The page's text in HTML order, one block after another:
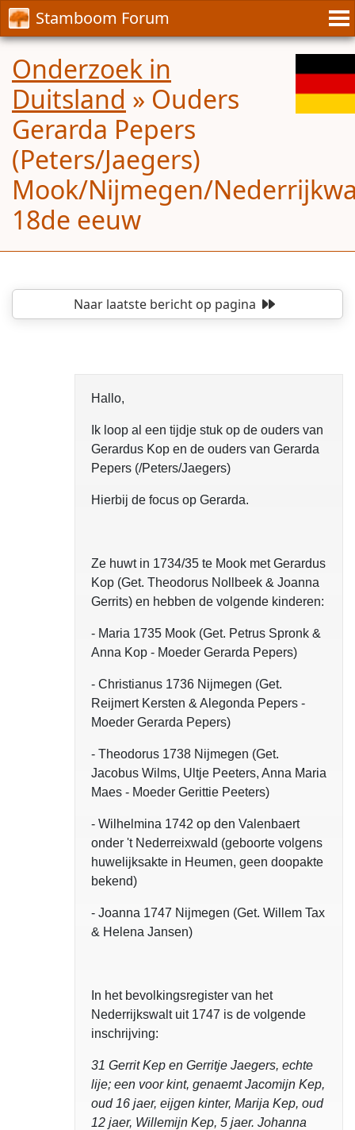
Stamboom Forum
Onderzoek in
Duitsland » Ouders
Gerarda Pepers
(Peters/Jaegers)
Mook/Nijmegen/
18de eeuw
Naar laatste berichtop pagina
Hallo,
Ik loop al een tijdje stuk op de ouders van
Gerardus Kop en de ouders van Gerarda
Pepers (/Peters/Jaegers)
Hierbij de focus op Gerarda.
Ze huwt in 1734/35 te Mook met Gerardus
Kop (Get. Theodorus Nollbeek & Joanna
Gerrits) en hebben de volgende kinderen:
- Maria 1735 Mook (Get. Petrus Spronk &
Anna Kop - Moeder Gerarda Pepers)
- Christianus 1736 Nijmegen (Get.
Reijmert Kersten & Alegonda Pepers -
Moeder Gerarda Pepers)
- Theodorus 1738 Nijmegen (Get.
Jacobus Wilms, Ultje Peeters, Anna Maria
Maes - Moeder Gerittie Peeters)
- Wilhelmina 1742 op den Valenbaert
onder 't Nederreixwald (geboorte volgens
huwelijksakte in Heumen, geen doopakte
bekend)
- Joanna 1747 Nijmegen (Get. Willem Tax
& Helena Jansen)
In het bevolkingsregister van het
Nederrijkswalt uit 1747 is de volgende
inschrijving:
31 Gerrit Kep en Gerritje Jaegers, echte
lije; een voor kint, genaemt Jacomijn Kep,
oud 16 jaer, eijgen kinter, Marija Kep, oud
12 jaer, Willemijn Kep, 5 jaer. Johanna